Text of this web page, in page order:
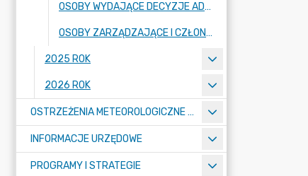
OSOBY WYDAJĄCE DECYZJE ADMINISTRACYJNE W IMIENIU BURMISTRZA MIASTA
OSOBY ZARZĄDZAJĄCE I CZŁONKOWIE ORGANÓW ZARZĄDZAJĄCYCH GMINNYMI OSOBAMI PRAWNYMI
2025 ROK
2026 ROK
OSTRZEŻENIA METEOROLOGICZNE O ZŁYM STANIE POWIETRZA I INNE
INFORMACJE URZĘDOWE
PROGRAMY I STRATEGIE